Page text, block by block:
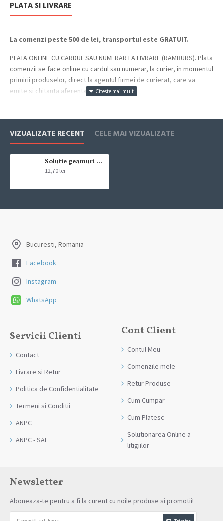
PLATA SI LIVRARE
La comenzi peste 500 de lei, transportul este GRATUIT.
PLATA ONLINE CU CARDUL SAU NUMERAR LA LIVRARE (RAMBURS). Plata
comenzii se face online cu cardul sau numerar, la curier, in momentul
primirii produselor, direct la agentul firmei de curierat, care va
emite si chitanta aferenta incasarii.
compania de curierat, care va livreaza comanda în decursul a 24-48
pana in ora 12:00 de luni pana vineri. In cazul in care comanda a fost
facuta dupa ora 12:00, sambata sau duminica ne angajam sa
In cazul aparitiei unor intarzieri, vei fi instiintat prin email.
livrare in momentul plasarii comenzii.
VIZUALIZATE RECENT CELE MAI VIZUALIZATE
Solutie geamuri Cif Spring fresh 500 ml
12,70 lei
Bucuresti, Romania
Facebook
Instagram
WhatsApp
Servicii Clienti
Contact
Livrare si Retur
Politica de Confidentialitate
Termeni si Conditii
ANPC
ANPC - SAL
Cont Client
Contul Meu
Comenzile mele
Retur Produse
Cum Cumpar
Cum Platesc
Solutionarea Online a
litigiilor
Newsletter
Aboneaza-te pentru a fi la curent cu noile produse si promotii!